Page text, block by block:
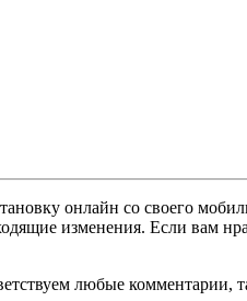
онлайн со своего
изменения. Если вам
любые комментарии,